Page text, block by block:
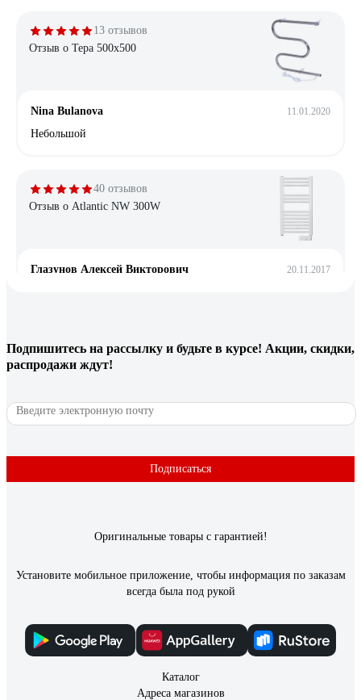
13 отзывов
Отзыв о Тера 500х500
Nina Bulanova 11.01.2020
Небольшой
40 отзывов
Отзыв о Atlantic NW 300W
Глазунов Алексей Викторович 20.11.2017
запуска. Поддержание установленной температуры воздуха
(от +7 до +29)
26 отзывов
отличный полотенцесушитель, очень удобный
Подпишитесь на рассылку и будьте в курсе! Акции, скидки,
распродажи ждут!
Подписаться
Оригинальные товары с гарантией!
Установите мобильное приложение, чтобы информация по заказам
всегда была под рукой
Каталог
Адреса магазинов